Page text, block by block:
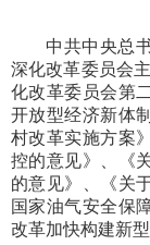
中共中央总
深化改革委员会
化改革委员会第
开放型经济新体
村改革实施方案
控的意见》、《
的意见》、《关
国家油气安全保
改革加快构建新